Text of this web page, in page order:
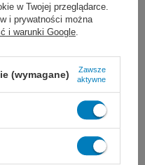
i
na niektóre
w Twojej przeglądarce.
i prywatności można
i warunki Google
(wymagane)
Zawsze
aktywne